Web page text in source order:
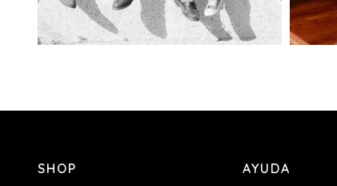
SHOP AYUDA